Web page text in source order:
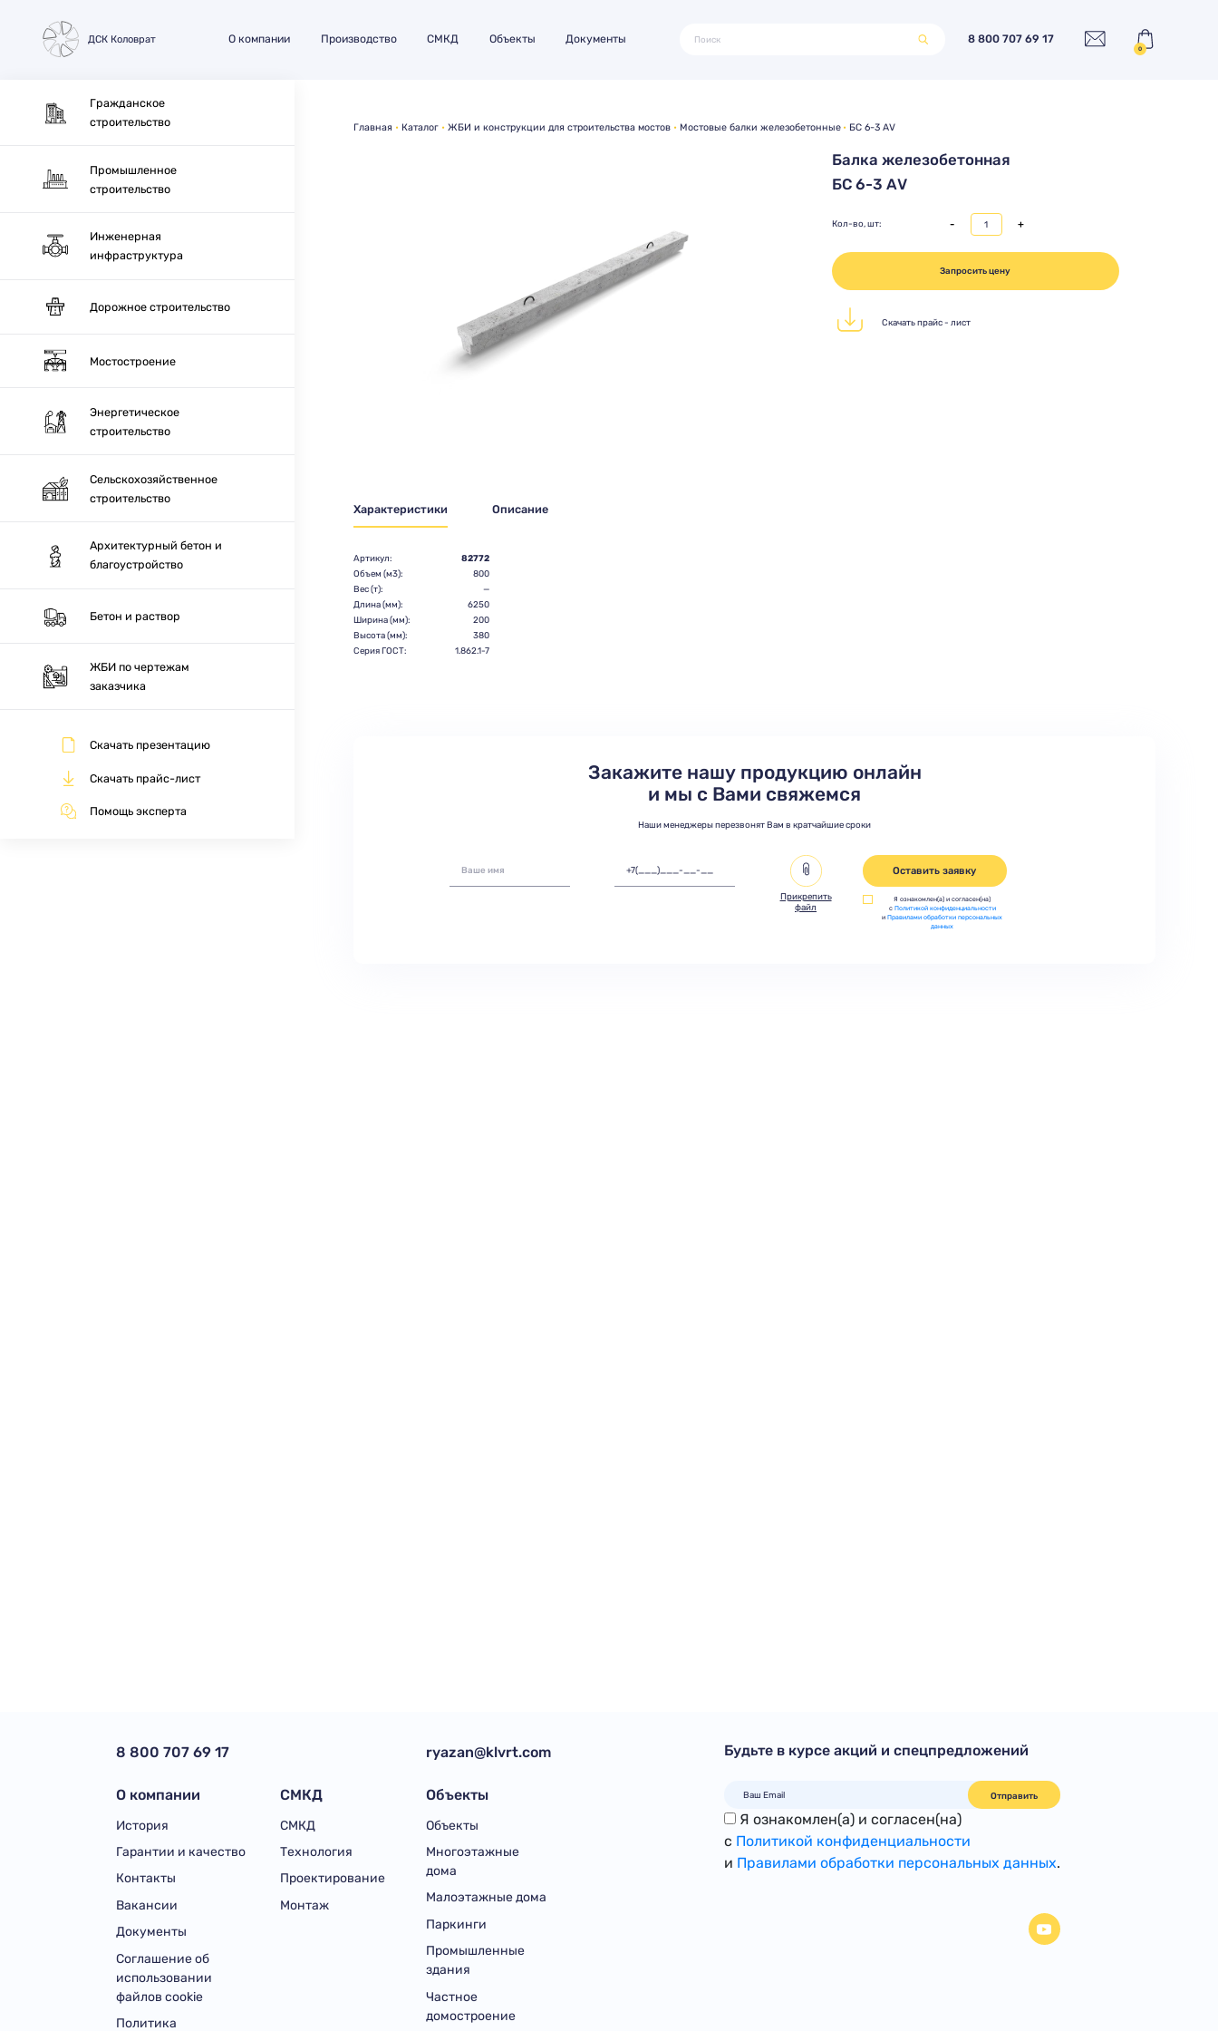
ДСК Коловрат О компании Производство СМКД Объекты Документы 8 800 707 69 17
0
Гражданское
строительство
Промышленное
строительство
Инженерная
инфраструктура
Дорожное строительство
Мостостроение
Энергетическое
строительство
Сельскохозяйственное
строительство
Архитектурный бетон и
благоустройство
Бетон и раствор
ЖБИ по чертежам
заказчика
Скачать презентацию
Скачать прайс-лист
Помощь эксперта
Главная Каталог ЖБИ и конструкции для строительства мостов Мостовые балки железобетонные БС 6-3 АV
Балка железобетонная
БС 6-3 АV
Кол-во, шт: - +
Запросить цену
Скачать прайс - лист
Характеристики Описание
Артикул:
82772
Объем (м3):
800
Вес (т):
—
Длина (мм):
6250
Ширина (мм):
200
Высота (мм):
380
Серия ГОСТ:
1.862.1-7
Закажите нашу продукцию онлайн
и мы с Вами свяжемся
Наши менеджеры перезвонят Вам в кратчайшие сроки
Прикрепить
файл
Оставить заявку
Я ознакомлен(а) и согласен(на)
с Политикой конфиденциальности
иПравилами обработки персональных
данных
8 800 707 69 17
О компании
История
Гарантии и качество
Контакты
Вакансии
Документы
Соглашение об
использовании
файлов cookie
Политика
СМКД
СМКД
Технология
Проектирование
Монтаж
ryazan@klvrt.com
Объекты
Объекты
Многоэтажные
дома
Малоэтажные дома
Паркинги
Промышленные
здания
Частное
домостроение
Будьте в курсе акций и спецпредложений
Отправить
Я ознакомлен(а) и согласен(на)
с Политикой конфиденциальности
и Правилами обработки персональных данных.